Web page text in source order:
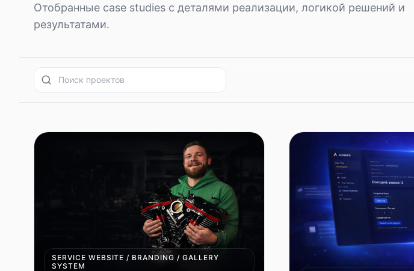
Отобранные case studies с деталями реализации, логикой решений и
результатами.
SERVICE WEBSITE / BRANDING / GALLERY
SYSTEM